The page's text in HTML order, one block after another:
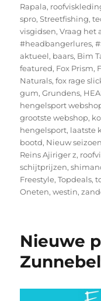
Rapala,
spro,Streetfishing,
visgidsen,Vraag het
#headbangerlures,
aktueel, baars, Bim
featured, Fox Prism,
Naturals,fox rage
gum,Grundens,
hengelsport
grootste webshop,
hengelsport, laatste
bootd, Nieuw
Reins Ajiriger z,
schijtprijzen,
Freestyle,Topdeals,
Oneten,westin,
Nieuwe